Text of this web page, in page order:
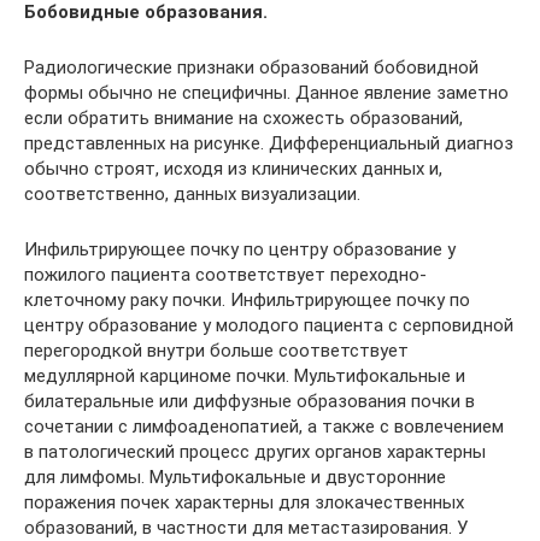
Бобовидные образования.
Радиологические признаки образований бобовидной
формы обычно не специфичны. Данное явление заметно
если обратить внимание на схожесть образований,
представленных на рисунке. Дифференциальный диагноз
обычно строят, исходя из клинических данных и,
соответственно, данных визуализации.
Инфильтрирующее почку по центру образование у
пожилого пациента соответствует переходно-
клеточному раку почки. Инфильтрирующее почку по
центру образование у молодого пациента с серповидной
перегородкой внутри больше соответствует
медуллярной карциноме почки. Мультифокальные и
билатеральные или диффузные образования почки в
сочетании с лимфоаденопатией, а также с вовлечением
в патологический процесс других органов характерны
для лимфомы. Мультифокальные и двусторонние
поражения почек характерны для злокачественных
образований, в частности для метастазирования. У